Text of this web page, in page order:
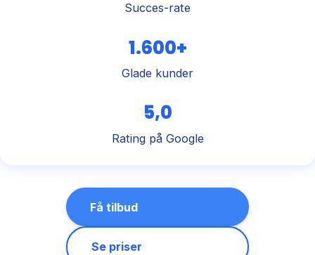
Succes-rate
1.600+
Glade kunder
5,0
Rating på Google
Få tilbud
Se priser